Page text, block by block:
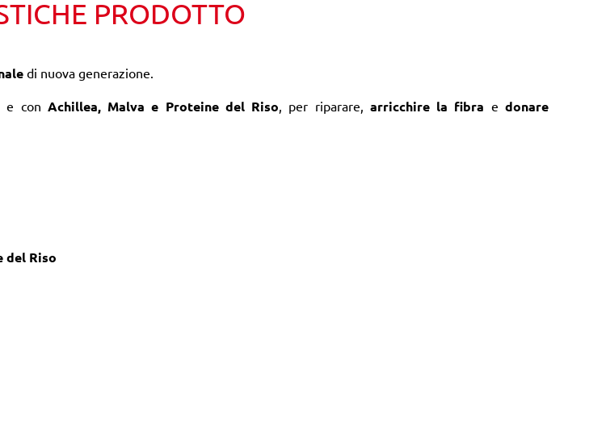
PRODOTTO
di nuova generazione.
e con Achillea, Malva e Proteine del Riso, per riparare, arricchire la fibra edonare
del Riso